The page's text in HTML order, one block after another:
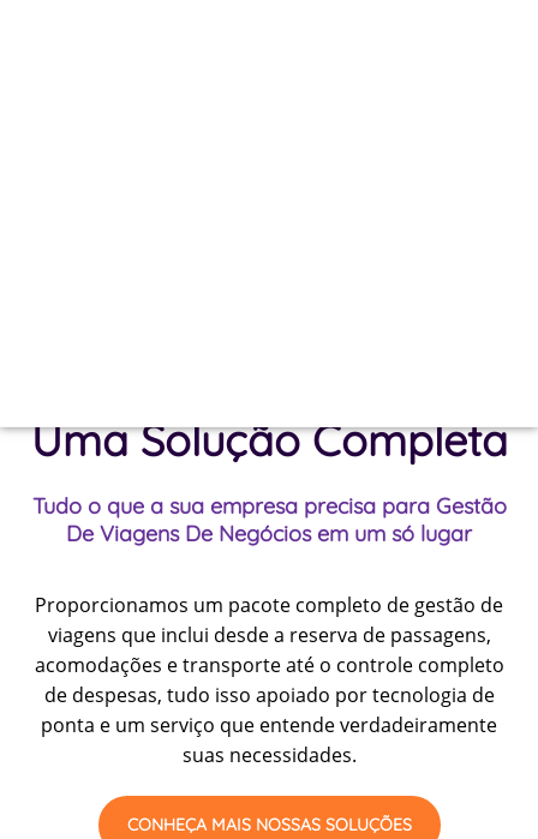
Uma Solução Completa
Tudo o que a sua empresa precisa para Gestão
De Viagens De Negócios em um só lugar
Proporcionamos um pacote completo de gestão de
viagens que inclui desde a reserva de passagens,
acomodações e transporte até o controle completo
de despesas, tudo isso apoiado por tecnologia de
ponta e um serviço que entende verdadeiramente
suas necessidades.
CONHEÇA MAIS NOSSAS SOLUÇÕES